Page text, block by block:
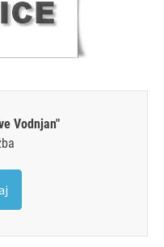
Vodnjan"